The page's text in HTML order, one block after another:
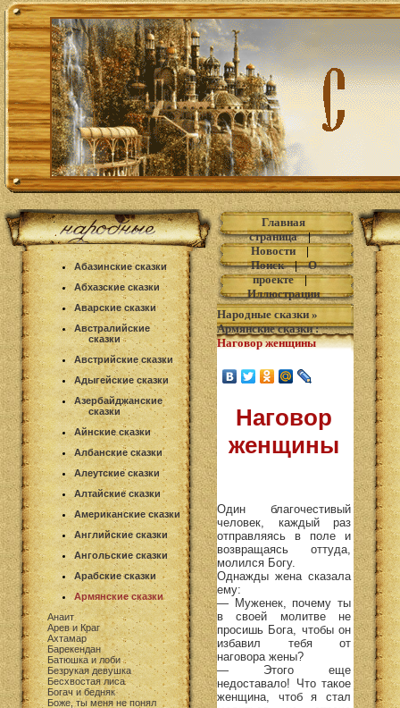
Абазинские сказки
Абхазские сказки
Аварские сказки
Австралийские
сказки
Австрийские сказки
Адыгейские сказки
Азербайджанские
сказки
Айнские сказки
Албанские сказки
Алеутские сказки
Алтайские сказки
Американские сказки
Английские сказки
Ангольские сказки
Арабские сказки
Армянские сказки
Анаит
Арев и Краг
Ахтамар
Барекендан
Батюшка и лоби
Безрукая девушка
Бесхвостая лиса
Богач и бедняк
Боже, ты меня не понял
Главная
страница|
Новости|
Поиск|О
проекте|
Иллюстрации
Народные сказки »
Армянские сказки:
Наговор женщины
Наговор
женщины
Один благочестивый
человек, каждый раз
отправляясь в поле и
возвращаясь оттуда,
молился Богу.
Однажды жена сказала
ему:
— Муженек, почему ты
в своей молитве не
просишь Бога, чтобы он
избавил тебя от
наговора жены?
— Этого еще
недоставало! Что такое
женщина, чтоб я стал